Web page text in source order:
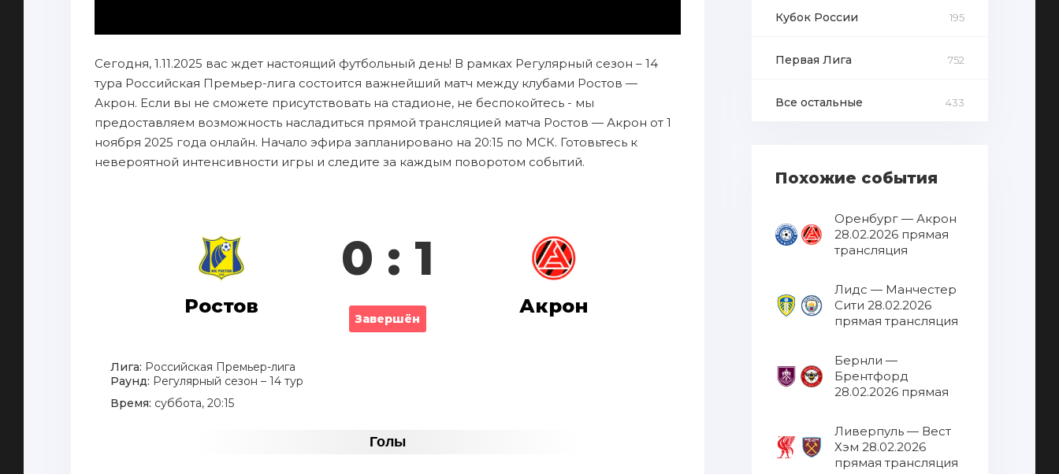
Сегодня, 1.11.2025 вас ждет настоящий футбольный день! В рамках Регулярный сезон – 14
тура Российская Премьер-лига состоится важнейший матч между клубами Ростов —
Акрон. Если вы не сможете присутствовать на стадионе, не беспокойтесь - мы
предоставляем возможность насладиться прямой трансляцией матча Ростов — Акрон от 1
ноября 2025 года онлайн. Начало эфира запланировано на 20:15 по МСК. Готовьтесь к
невероятной интенсивности игры и следите за каждым поворотом событий.
Ростов
0 : 1
Завершён
Акрон
Лига: Российская Премьер-лига
Раунд: Регулярный сезон – 14 тур
Время: суббота, 20:15
Голы
Кубок России 195
Первая Лига 752
Все остальные 433
Похожие события
Оренбург — Акрон
28.02.2026 прямая
трансляция
Лидс — Манчестер
Сити 28.02.2026
прямая трансляция
Бернли —
Брентфорд
28.02.2026 прямая
Ливерпуль — Вест
Хэм 28.02.2026
прямая трансляция